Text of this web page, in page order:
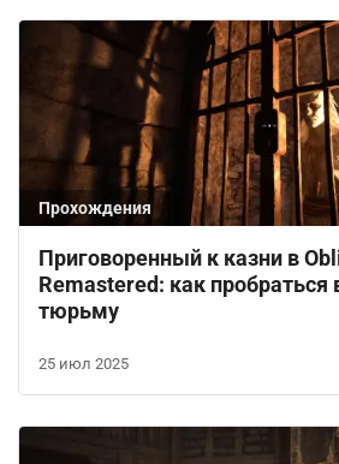
Прохождения
Приговоренный к казни в
Remastered: как
тюрьму
25 июл 2025